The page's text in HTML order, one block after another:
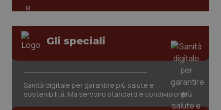
Gli speciali
Sanità digitale per garantire più salute e
sostenibilità. Ma servono standard e condivisione
tracking-sites-ironfish-
tracking-enable
www.quotidianosanita.it